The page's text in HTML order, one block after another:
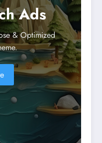
Ads
& Optimized